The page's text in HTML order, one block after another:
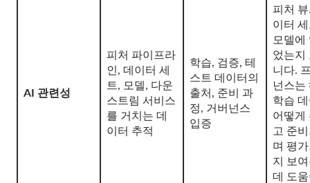
AI 관련성
피처 파이프라
인, 데이터 세
트, 모델, 다운
스트림 서비스
를 거치는 데
이터 추적
학습, 검증, 테
스트 데이터의
출처, 준비 과
정, 거버넌스
입증
피처
이터
모델에
었는지
니다.
넌스는
학습
어떻게
고 준
며 평
지 보
데 도